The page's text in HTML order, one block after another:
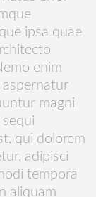
ipsa quae
enim
magni
qui dolorem
adipisci
tempora
aliquam